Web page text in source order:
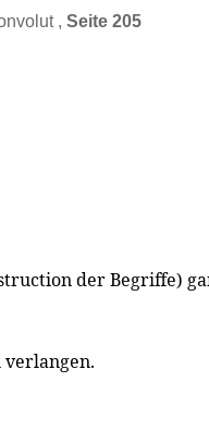
, Seite 205
der Begriffe)